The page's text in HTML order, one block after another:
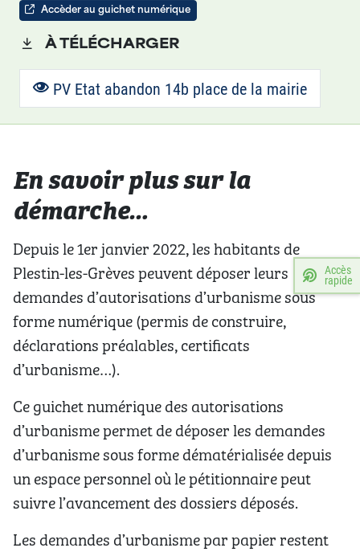
Accèder au guichet numérique
À TÉLÉCHARGER
PV Etat abandon 14b place de la mairie
En savoir plus sur la
démarche…
Depuis le 1er janvier 2022, les habitants de
Plestin-les-Grèves peuvent déposer leurs
demandes d’autorisations d’urbanisme sous
forme numérique (permis de construire,
déclarations préalables, certificats
d’urbanisme…).
Ce guichet numérique des autorisations
d’urbanisme permet de déposer les demandes
d’urbanisme sous forme dématérialisée depuis
un espace personnel où le pétitionnaire peut
suivre l’avancement des dossiers déposés.
Les demandes d’urbanisme par papier restent
Accès
rapide